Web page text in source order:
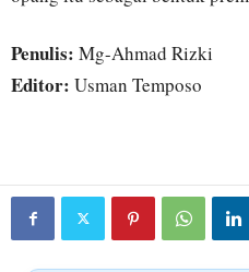
Penulis: Mg-Ahmad Rizki
Editor: Usman Temposo